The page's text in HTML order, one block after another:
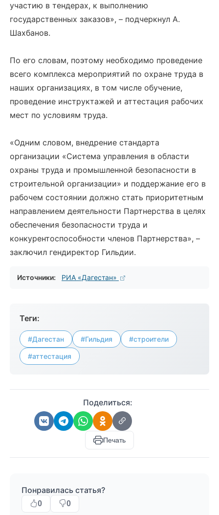
участию в тендерах, к выполнению
государственных заказов», – подчеркнул А.
Шахбанов.
По его словам, поэтому необходимо проведение
всего комплекса мероприятий по охране труда в
наших организациях, в том числе обучение,
проведение инструктажей и аттестация рабочих
мест по условиям труда.
«Одним словом, внедрение стандарта
организации «Система управления в области
охраны труда и промышленной безопасности в
строительной организации» и поддержание его в
рабочем состоянии должно стать приоритетным
направлением деятельности Партнерства в целях
обеспечения безопасности труда и
конкурентоспособности членов Партнерства», –
заключил гендиректор Гильдии.
Источники: РИА «Дагестан»
Теги:
#Дагестан #Гильдия #строители
#аттестация
Поделиться:
Печать
Понравилась статья?
0 0